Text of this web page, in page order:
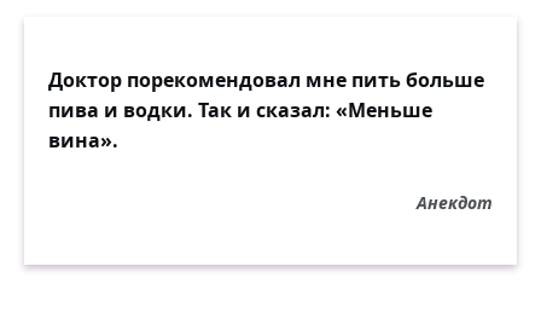
Доктор порекомендовал мне пить больше
пива и водки. Так и сказал: «Меньше
вина».
Анекдот